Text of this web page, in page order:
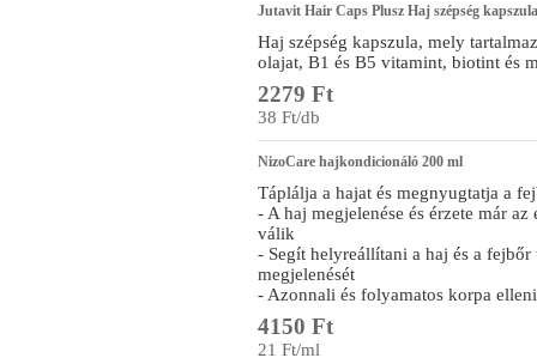
Jutavit Hair Caps Plusz Haj szépség
Haj szépség kapszula, mely
olajat, B1 és B5 vitamint, biotint és
2279 Ft
38 Ft/db
NizoCare hajkondicionáló 200 ml
Táplálja a hajat és megnyugtatja a
- A haj megjelenése és érzete már
válik
- Segít helyreállítani a haj és a fejbőr
megjelenését
- Azonnali és folyamatos korpa
4150 Ft
21 Ft/ml